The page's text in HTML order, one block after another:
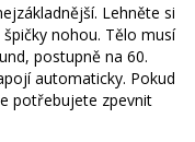
Lehněte si
nohou. Tělo musí
postupně na 60.
automaticky. Pokud
potřebujete zpevnit